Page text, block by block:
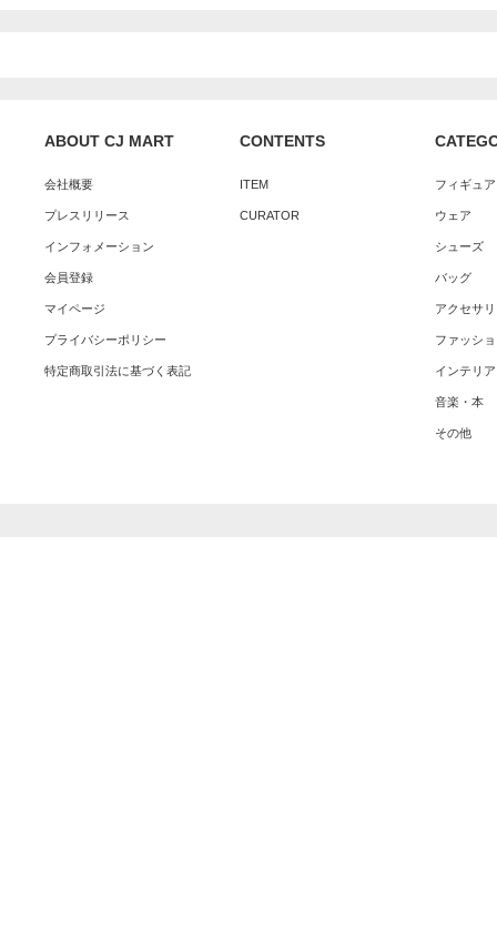
ABOUT CJ MART
会社概要
プレスリリース
インフォメーション
会員登録
マイページ
プライバシーポリシー
特定商取引法に基づく表記
CONTENTS
ITEM
CURATOR
フィギュ
ウェア
シューズ
バッグ
アクセサ
ファッシ
インテリア
音楽・本
その他